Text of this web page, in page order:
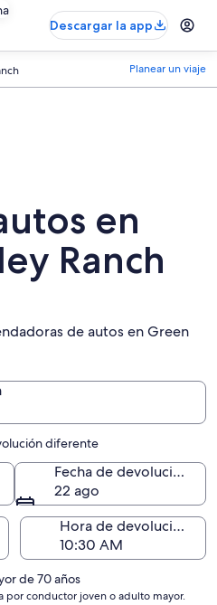
Descargar la app
Planear un viaje
en
Ranch
de autos en Green
diferente
Fecha de devolución
22 ago
Hora de devolución
de 70 años
por conductor joven o adulto mayor.